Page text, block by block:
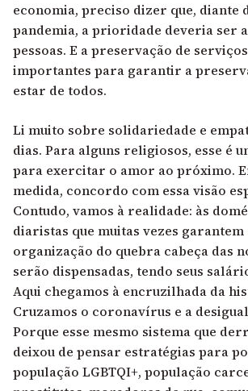
economia, preciso dizer que, diante
pandemia, a prioridade deveria ser a
pessoas. E a preservação de
importantes para garantir a
estar de todos.
Li muito sobre solidariedade e
dias. Para alguns religiosos, esse é
para exercitar o amor ao próximo.
medida, concordo com essa visão
Contudo, vamos à realidade: às
diaristas que muitas vezes garantem
organização do quebra cabeça das
serão dispensadas, tendo seus
Aqui chegamos à encruzilhada da
Cruzamos o coronavírus e a
Porque esse mesmo sistema que
deixou de pensar estratégias para
população LGBTQI+, população